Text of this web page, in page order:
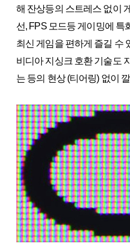
해 잔상등의 스트레스 없이
선, FPS 모드등 게이밍에 특
최신 게임을 편하게 즐길 수
비디아 지싱크 호환 기술도
는 등의 현상 (티어링) 없이